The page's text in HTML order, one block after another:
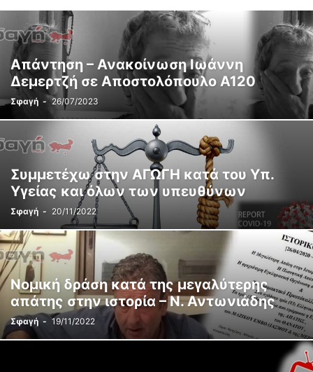
Απάντηση – Ανακοίνωση Ιωάννη
Δεμερτζή σε Αποστολόπουλο Α120
Σφαγή - 26/07/2023
Συμμετέχω στην ΑΓΩΓΗ κατά του Υπ.
Υγείας και όλων των υπευθύνων
Σφαγή - 20/11/2022
Νομική δράση κατά της μεγαλύτερης
απάτης στην ιστορία – Ν. Αντωνιάδης
Σφαγή - 19/11/2022